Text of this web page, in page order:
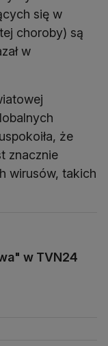
się w
choroby) są
w
że
znacznie
wirusów, takich
w TVN24